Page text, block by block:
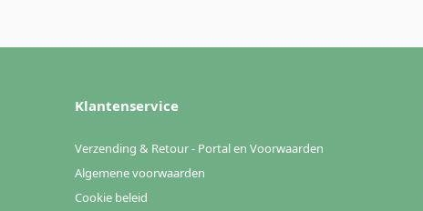
Klantenservice
Verzending & Retour - Portal en Voorwaarden
Algemene voorwaarden
Cookie beleid